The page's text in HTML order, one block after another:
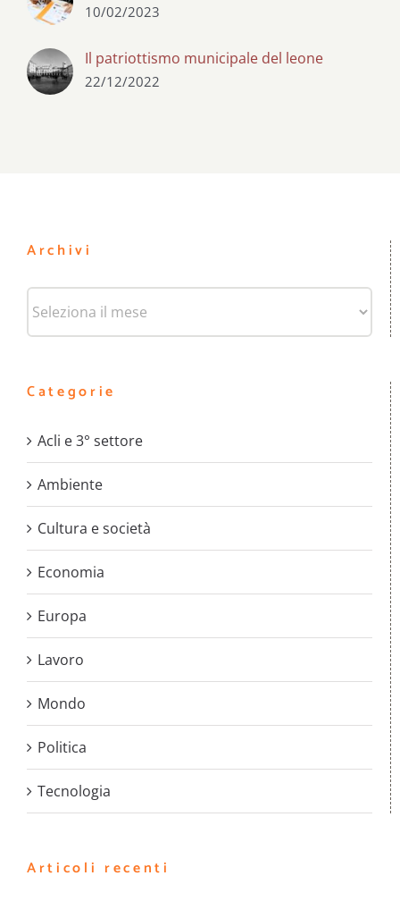
10/02/2023
Il patriottismo municipale del leone
22/12/2022
Archivi
Categorie
Acli e 3° settore
Ambiente
Cultura e società
Economia
Europa
Lavoro
Mondo
Politica
Tecnologia
Articoli recenti